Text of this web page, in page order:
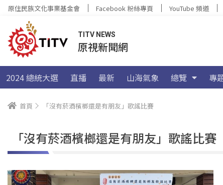
原住民族文化事業基金會 Facebook 粉絲專頁 YouTube 頻道
TITV NEWS
原視新聞網
2024 總統大選 直播 最新 山海氣象 總覽 專
首頁 「沒有菸酒檳榔還是有朋友」歌謠比賽
「沒有菸酒檳榔還是有朋友」歌謠比賽